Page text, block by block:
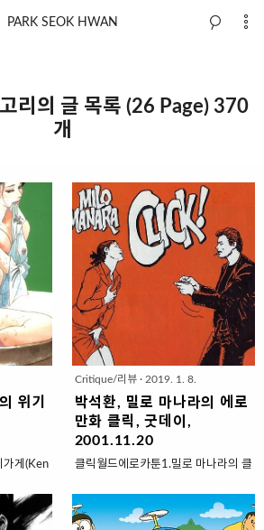
PARK SEOK HWAN
리의 글 목록 (26 Page) 370
개
위기
가게(Ken
편을 배
돌아오
Critique/리뷰· 2019. 1. 8.
박석환, 밀로 마나라의 에로
만화 클릭, 굿데이,
2001.11.20
클릭월드에로카툰1.밀로 마나라의 클
껴 먹기에 짜증나는 이들도 있겠지만
원래 있던 것을 기가 찰 정도로 재미